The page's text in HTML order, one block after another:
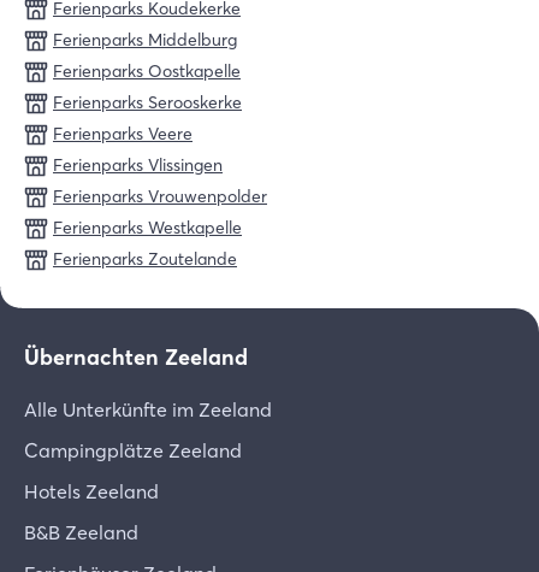
Ferienparks Koudekerke
Ferienparks Middelburg
Ferienparks Oostkapelle
Ferienparks Serooskerke
Ferienparks Veere
Ferienparks Vlissingen
Ferienparks Vrouwenpolder
Ferienparks Westkapelle
Ferienparks Zoutelande
Übernachten Zeeland
Alle Unterkünfte im Zeeland
Campingplätze Zeeland
Hotels Zeeland
B&B Zeeland